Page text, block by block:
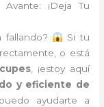
¡Deja Tu
fallando?
Si tu
o está
, ¡estoy aquí
y eficiente de
ayudarte a